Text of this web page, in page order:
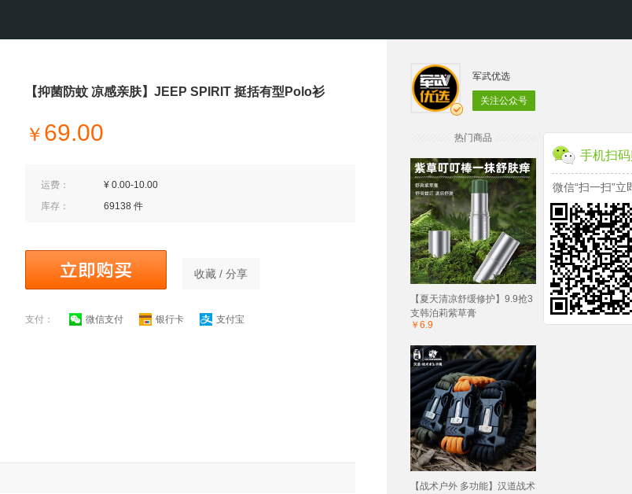
【抑菌防蚊 凉感亲肤】JEEP SPIRIT 挺括有型Polo衫
￥ 69.00
运费：
¥ 0.00-10.00
库存：
69138 件
收藏 / 分享
支付： 微信支付 银行卡 支付宝
军武优选
关注公众号
热门商品
【夏天清凉舒缓修护】9.9抢3
支韩泊莉紫草膏
￥6.9
【战术户外 多功能】汉道战术
手机扫
微信“扫一扫”立